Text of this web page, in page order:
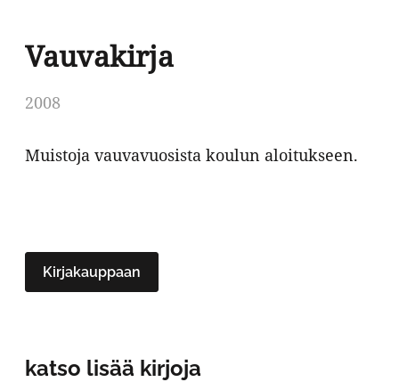
Vauvakirja
2008
Muistoja vauvavuosista koulun aloitukseen.
Kirjakauppaan
katso lisää kirjoja